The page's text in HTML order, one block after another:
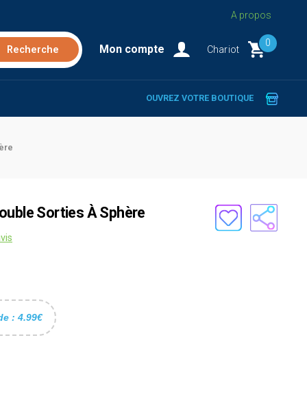
A propos
Mon compte Chariot
0
OUVREZ VOTRE BOUTIQUE
Sorties À Sphère
: 4.99€